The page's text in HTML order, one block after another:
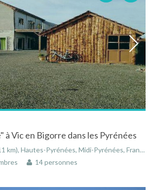
à Vic en Bigorre dans les Pyrénées
km), Hautes-Pyrénées, Midi-Pyrénées, France
14 personnes